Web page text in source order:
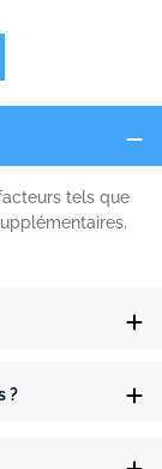
tels que
?